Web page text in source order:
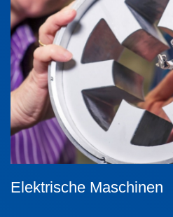
Elektrische Maschinen